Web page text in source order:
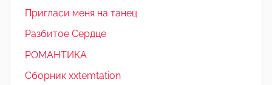
Пригласи меня на танец
Разбитое Сердце
РОМАНТИКА
Сборник xxtemtation